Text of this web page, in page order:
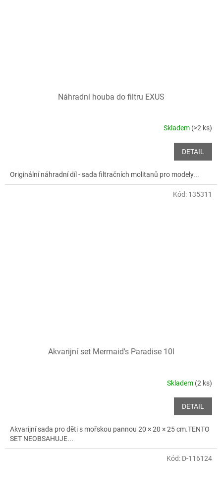
Náhradní houba do filtru EXUS
Skladem (>2 ks)
DETAIL
Originální náhradní díl - sada filtračních molitanů pro modely...
Akvarijní set Mermaid's Paradise 10l
Skladem (2 ks)
DETAIL
Akvarijní sada pro děti s mořskou pannou 20 × 20 × 25 cm.TENTO
SET NEOBSAHUJE...
Kód: 135311
Kód: D-116124